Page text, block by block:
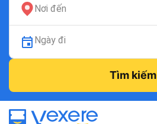
Nơi đến
Ngày đi
Tìm kiếm